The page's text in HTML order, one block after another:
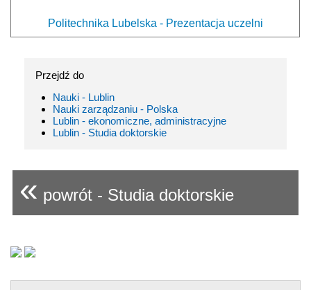
Politechnika Lubelska - Prezentacja uczelni
Przejdź do
Nauki - Lublin
Nauki zarządzaniu - Polska
Lublin - ekonomiczne, administracyjne
Lublin - Studia doktorskie
« powrót - Studia doktorskie